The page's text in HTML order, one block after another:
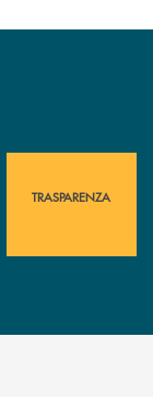
di Banca
immediata?
TRASPARENZA